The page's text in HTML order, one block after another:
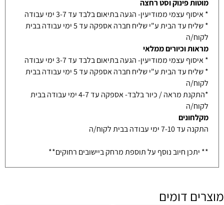
מוטות פינוק וסט רחצה
* איסוף עצמי ממודיעין- הגעה בתיאום בלבד עד 3-7 ימי עבודה
* שליח עד הבית ע"י שליח חברה אספקה עד 5 ימי עבודה בבית
לקוח/ה
מראות וכיורים ממלאי
* איסוף עצמי ממודיעין- הגעה בתיאום בלבד עד 3-7 ימי עבודה
* שליח עד הבית ע"י שליח חברה אספקה עד 5 ימי עבודה בבית
לקוח/ה
*התקנת מראה / כיור בלבד- אספקה עד 4-7 ימי עבודה בבית
לקוח/ה
מקלחונים
התקנה עד 7-10 ימי עבודה בבית לקוח/ה
** יתכן חיוב נוסף על תוספת מרחק ביישובים רחוקים**
מוצרים דומים